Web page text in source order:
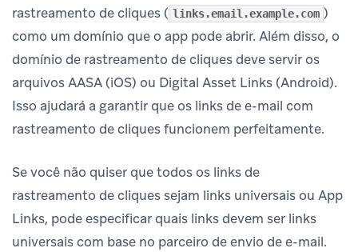
rastreamento de cliques ( links.email.example.com )
como um domínio que o app pode abrir. Além disso, o
domínio de rastreamento de cliques deve servir os
arquivos AASA (iOS) ou Digital Asset Links (Android).
Isso ajudará a garantir que os links de e-mail com
rastreamento de cliques funcionem perfeitamente.
Se você não quiser que todos os links de
rastreamento de cliques sejam links universais ou App
Links, pode especificar quais links devem ser links
universais com base no parceiro de envio de e-mail.